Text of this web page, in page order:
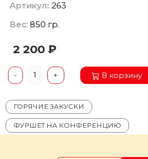
Артикул: 263
Вес: 850 гр.
2 200 ₽
- 1 + В корзину
ГОРЯЧИЕ ЗАКУСКИ
ФУРШЕТ НА КОНФЕРЕНЦИЮ